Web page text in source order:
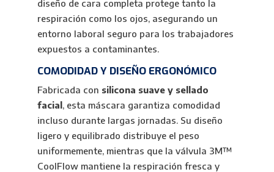
diseño de cara completa protege tanto la
respiración como los ojos, asegurando un
entorno laboral seguro para los trabajadores
expuestos a contaminantes.
COMODIDAD Y DISEÑO ERGONÓMICO
Fabricada con silicona suave y sellado
facial, esta máscara garantiza comodidad
incluso durante largas jornadas. Su diseño
ligero y equilibrado distribuye el peso
uniformemente, mientras que la válvula 3M™
CoolFlow mantiene la respiración fresca y